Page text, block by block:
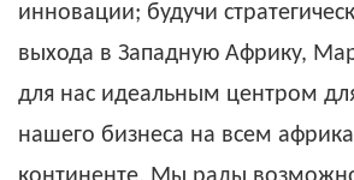
инновации; будучи
выхода в Западную Африку,
для нас идеальным центром
нашего бизнеса на всем